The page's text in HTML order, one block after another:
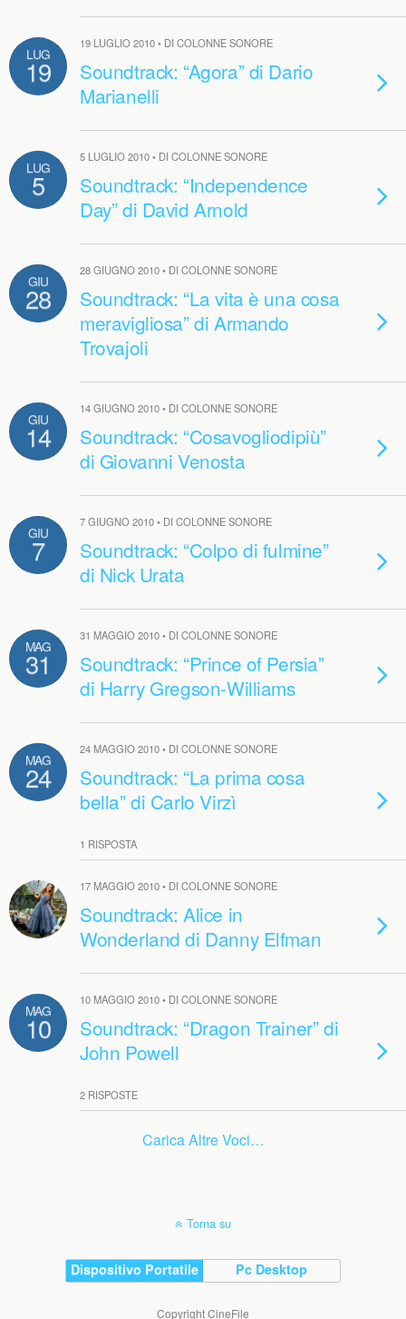
LUG
19
19 LUGLIO 2010 • DI COLONNE SONORE
Soundtrack: “Agora” di Dario
Marianelli
LUG
5
5 LUGLIO 2010 • DI COLONNE SONORE
Soundtrack: “Independence
Day” di David Arnold
GIU
28
28 GIUGNO 2010 • DI COLONNE SONORE
Soundtrack: “La vita è una cosa
meravigliosa” di Armando
Trovajoli
GIU
14
14 GIUGNO 2010 • DI COLONNE SONORE
Soundtrack: “Cosavogliodipiù”
di Giovanni Venosta
GIU
7
7 GIUGNO 2010 • DI COLONNE SONORE
Soundtrack: “Colpo di fulmine”
di Nick Urata
MAG
31
31 MAGGIO 2010 • DI COLONNE SONORE
Soundtrack: “Prince of Persia”
di Harry Gregson-Williams
MAG
24
24 MAGGIO 2010 • DI COLONNE SONORE
Soundtrack: “La prima cosa
bella” di Carlo Virzì
1 RISPOSTA
17 MAGGIO 2010 • DI COLONNE SONORE
Soundtrack: Alice in
Wonderland di Danny Elfman
MAG
10
10 MAGGIO 2010 • DI COLONNE SONORE
Soundtrack: “Dragon Trainer” di
John Powell
2 RISPOSTE
Carica Altre Voci…
Torna su
Dispositivo Portatile Pc Desktop
Copyright CineFile